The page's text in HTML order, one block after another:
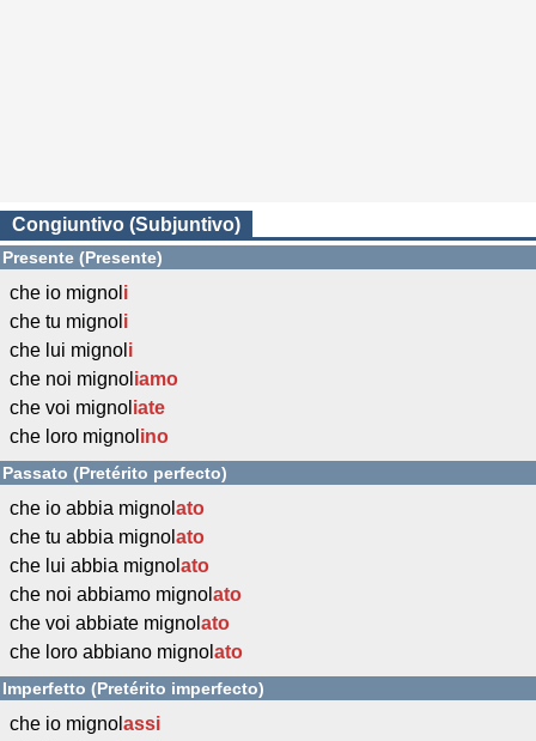
Congiuntivo (Subjuntivo)
Presente (Presente)
che io mignol i
che tu mignol i
che lui mignol i
che noi mignol iamo
che voi mignol iate
che loro mignol ino
Passato (Pretérito perfecto)
che io abbia mignol ato
che tu abbia mignol ato
che lui abbia mignol ato
che noi abbiamo mignol ato
che voi abbiate mignol ato
che loro abbiano mignol ato
Imperfetto (Pretérito imperfecto)
che io mignol assi